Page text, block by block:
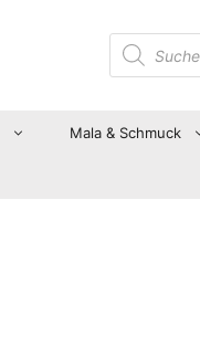
Suche
nach
Produkten
Mala & Schmuck